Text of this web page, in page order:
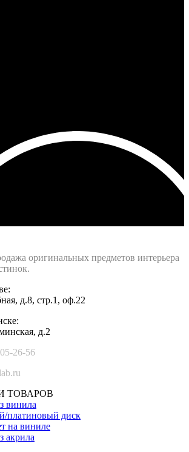
деньги
оригинальных предметов интерьера
д.8, стр.1, оф.22
д.2
26-56
ТОВАРОВ
винила
платиновый диск
на виниле
акрила